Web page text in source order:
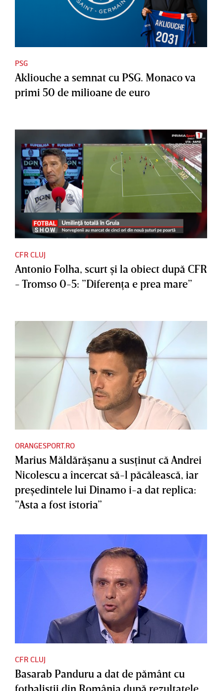
PSG
Akliouche a semnat cu PSG. Monaco va
primi 50 de milioane de euro
CFR CLUJ
Antonio Folha, scurt şi la obiect după CFR
- Tromso 0-5: ”Diferenţa e prea mare”
ORANGESPORT.RO
Marius Măldărăşanu a susţinut că Andrei
Nicolescu a încercat să-l păcălească, iar
preşedintele lui Dinamo i-a dat replica:
”Asta a fost istoria”
CFR CLUJ
Basarab Panduru a dat de pământ cu
fotbaliştii din România după rezultatele